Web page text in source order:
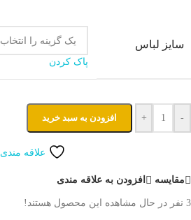
سایز لباس
پاک کردن
-
+ افزودن به سبد خرید
علاقه مندی
مقایسه افزودن به علاقه مندی
3 نفر در حال مشاهده این محصول هستند!